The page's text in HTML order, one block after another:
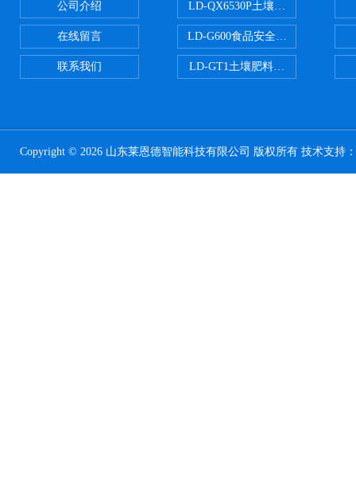
公司介绍
在线留言
联系我们
LD-QX6530P土壤氧化还原电位检
LD-G600食品安全检测仪
LD-GT1土壤肥料养分检测仪
Copyright © 2026 山东莱恩德智能科技有限公司 版权所有 技术支持：